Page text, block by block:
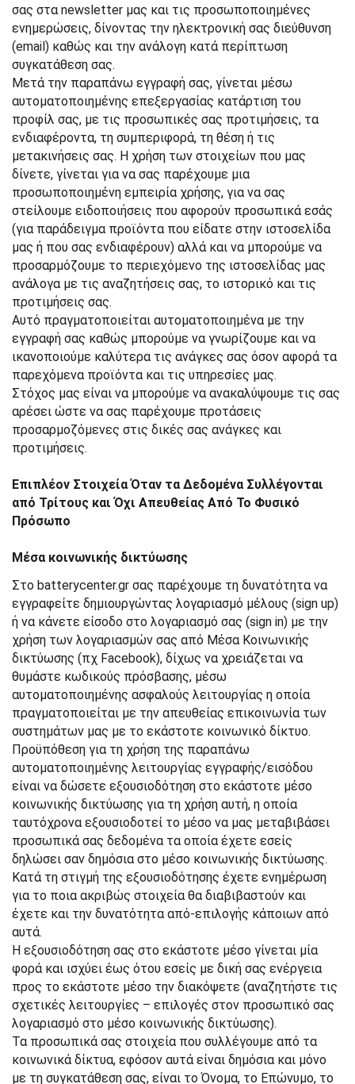
σας στα newsletter μας και τις προσωποποιημένες
ενημερώσεις, δίνοντας την ηλεκτρονική σας διεύθυνση
(email) καθώς και την ανάλογη κατά περίπτωση
συγκατάθεση σας.
Μετά την παραπάνω εγγραφή σας, γίνεται μέσω
αυτοματοποιημένης επεξεργασίας κατάρτιση του
προφίλ σας, με τις προσωπικές σας προτιμήσεις, τα
ενδιαφέροντα, τη συμπεριφορά, τη θέση ή τις
μετακινήσεις σας. Η χρήση των στοιχείων που μας
δίνετε, γίνεται για να σας παρέχουμε μια
προσωποποιημένη εμπειρία χρήσης, για να σας
στείλουμε ειδοποιήσεις που αφορούν προσωπικά εσάς
(για παράδειγμα προϊόντα που είδατε στην ιστοσελίδα
μας ή που σας ενδιαφέρουν) αλλά και να μπορούμε να
προσαρμόζουμε το περιεχόμενο της ιστοσελίδας μας
ανάλογα με τις αναζητήσεις σας, το ιστορικό και τις
προτιμήσεις σας.
Αυτό πραγματοποιείται αυτοματοποιημένα με την
εγγραφή σας καθώς μπορούμε να γνωρίζουμε και να
ικανοποιούμε καλύτερα τις ανάγκες σας όσον αφορά τα
παρεχόμενα προϊόντα και τις υπηρεσίες μας.
Στόχος μας είναι να μπορούμε να ανακαλύψουμε τις σας
αρέσει ώστε να σας παρέχουμε προτάσεις
προσαρμοζόμενες στις δικές σας ανάγκες και
προτιμήσεις.
Επιπλέον Στοιχεία Όταν τα Δεδομένα Συλλέγονται
από Τρίτους και Όχι Απευθείας Από Το Φυσικό
Πρόσωπο
Μέσα κοινωνικής δικτύωσης
Στο batterycenter.gr σας παρέχουμε τη δυνατότητα να
εγγραφείτε δημιουργώντας λογαριασμό μέλους (sign up)
ή να κάνετε είσοδο στο λογαριασμό σας (sign in) με την
χρήση των λογαριασμών σας από Μέσα Κοινωνικής
δικτύωσης (πχ Facebook), δίχως να χρειάζεται να
θυμάστε κωδικούς πρόσβασης, μέσω
αυτοματοποιημένης ασφαλούς λειτουργίας η οποία
πραγματοποιείται με την απευθείας επικοινωνία των
συστημάτων μας με το εκάστοτε κοινωνικό δίκτυο.
Προϋπόθεση για τη χρήση της παραπάνω
αυτοματοποιημένης λειτουργίας εγγραφής/εισόδου
είναι να δώσετε εξουσιοδότηση στο εκάστοτε μέσο
κοινωνικής δικτύωσης για τη χρήση αυτή, η οποία
ταυτόχρονα εξουσιοδοτεί το μέσο να μας μεταβιβάσει
προσωπικά σας δεδομένα τα οποία έχετε εσείς
δηλώσει σαν δημόσια στο μέσο κοινωνικής δικτύωσης.
Κατά τη στιγμή της εξουσιοδότησης έχετε ενημέρωση
για το ποια ακριβώς στοιχεία θα διαβιβαστούν και
έχετε και την δυνατότητα από-επιλογής κάποιων από
αυτά.
Η εξουσιοδότηση σας στο εκάστοτε μέσο γίνεται μία
φορά και ισχύει έως ότου εσείς με δική σας ενέργεια
προς το εκάστοτε μέσο την διακόψετε (αναζητήστε τις
σχετικές λειτουργίες – επιλογές στον προσωπικό σας
λογαριασμό στο μέσο κοινωνικής δικτύωσης).
Τα προσωπικά σας στοιχεία που συλλέγουμε από τα
κοινωνικά δίκτυα, εφόσον αυτά είναι δημόσια και μόνο
με τη συγκατάθεση σας, είναι το Όνομα, το Επώνυμο, το